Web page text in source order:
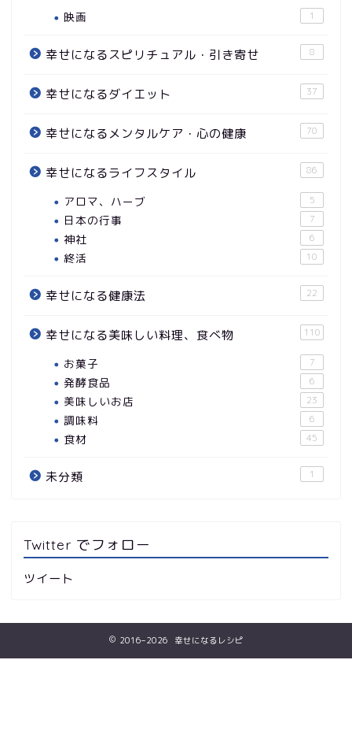
映画 1
幸せになるスピリチュアル・引き寄せ 8
幸せになるダイエット 37
幸せになるメンタルケア・心の健康 70
幸せになるライフスタイル 86
アロマ、ハーブ 5
日本の行事 7
神社 6
終活 10
幸せになる健康法 22
幸せになる美味しい料理、食べ物 110
お菓子 7
発酵食品 6
美味しいお店 23
調味料 6
食材 45
未分類 1
Twitter でフォロー
ツイート
2016–2026 幸せになるレシピ